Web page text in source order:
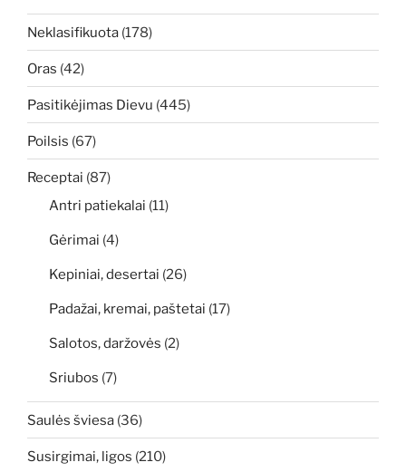
Neklasifikuota (178)
Oras (42)
Pasitikėjimas Dievu (445)
Poilsis (67)
Receptai (87)
Antri patiekalai (11)
Gėrimai (4)
Kepiniai, desertai (26)
Padažai, kremai, paštetai (17)
Salotos, daržovės (2)
Sriubos (7)
Saulės šviesa (36)
Susirgimai, ligos (210)